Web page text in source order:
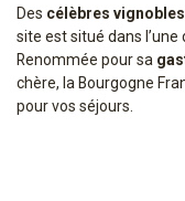
Des célèbres vignobles
site est situé dans
Renommée pour sa
chère, la Bourgogne
pour vos séjours.